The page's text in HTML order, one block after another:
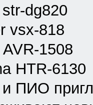
dg820
vsx-818
1508
HTR-6130
ПИО